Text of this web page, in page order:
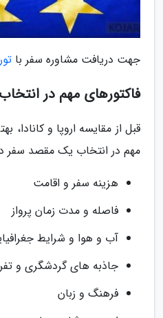
جهت دریافت مشاوره سفر با
فاکتورهای مهم در
قبل از مقایسه اروپا و کانادا،
مهم در انتخاب یک مقصد سفر
هزینه سفر و اقامت
فاصله و مدت زمان پرواز
آب و هوا و شرایط
جاذبه های گردشگری و
فرهنگ و زبان